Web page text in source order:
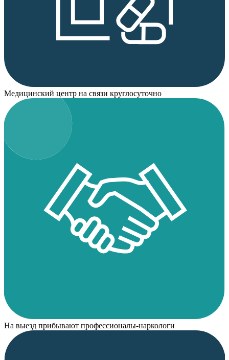
Медицинский центр на связи круглосуточно
На выезд прибывают профессионалы-наркологи